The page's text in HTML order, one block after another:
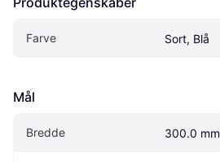
Farve Sort, Blå
Mål
Bredde 300.0 mm